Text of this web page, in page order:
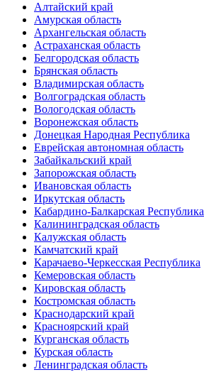
Алтайский край
Амурская область
Архангельская область
Астраханская область
Белгородская область
Брянская область
Владимирская область
Волгоградская область
Вологодская область
Воронежская область
Донецкая Народная Республика
Еврейская автономная область
Забайкальский край
Запорожская область
Ивановская область
Иркутская область
Кабардино-Балкарская Республика
Калининградская область
Калужская область
Камчатский край
Карачаево-Черкесская Республика
Кемеровская область
Кировская область
Костромская область
Краснодарский край
Красноярский край
Курганская область
Курская область
Ленинградская область